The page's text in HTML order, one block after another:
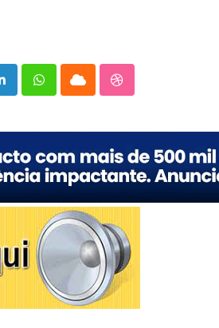
WhatsappCloud StumbleUpon